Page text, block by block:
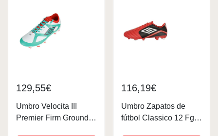
129,55€
Umbro Velocita III
Premier Firm Ground -
116,19€
Umbro Zapatos de
fútbol Classico 12 Fg,